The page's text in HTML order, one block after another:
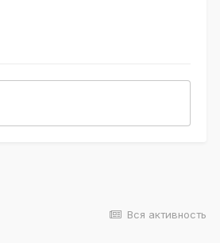
Вся активность